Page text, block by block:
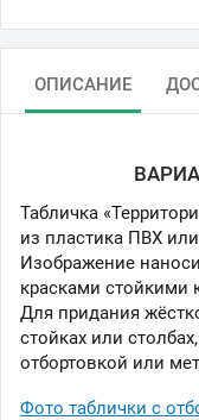
ОПИСАНИЕ
Табличка
из пластика ПВХ
Изображение
красками
Для придания
стойках или
отбортовкой или
Фото таблички с